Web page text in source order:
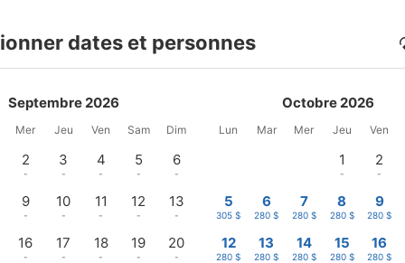
dates et personnes
Septembre 2026
Mer Jeu Ven Sam Dim
2
-
3
-
4
-
5
-
6
-
9
-
10
-
11
-
12
-
13
-
16
-
17
-
18
-
19
-
20
-
Octobre 2026
Lun Mar Mer Jeu Ven
1
-
2
-
5
305 $
6
280 $
7
280 $
8
280 $
9
280 $
12
280 $
13
280 $
14
280 $
15
280 $
16
280 $